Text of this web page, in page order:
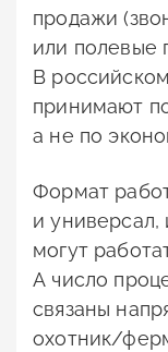
продажи
или полевые
В
принимают
а не по
Формат
и универсал,
могут
А число
связаны
охотник/